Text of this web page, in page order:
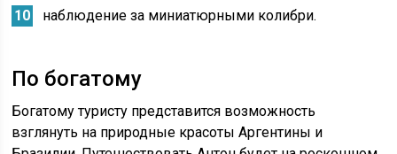
наблюдение за миниатюрными колибри.
По богатому
Богатому туристу представится возможность
взглянуть на природные красоты Аргентины и